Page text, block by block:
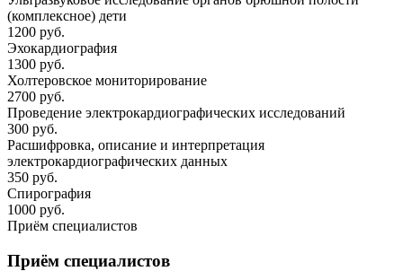
(комплексное) дети
1200 руб.
Эхокардиография
1300 руб.
Холтеровское мониторирование
2700 руб.
Проведение электрокардиографических исследований
300 руб.
Расшифровка, описание и интерпретация
электрокардиографических данных
350 руб.
Спирография
1000 руб.
Приём специалистов
Приём специалистов